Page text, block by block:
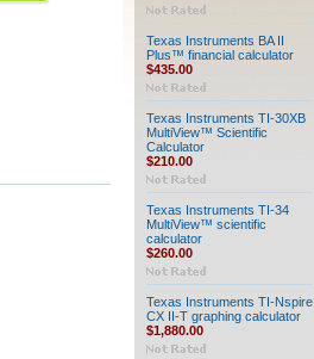
Texas Instruments BA II
Plus™ financial calculator
$435.00
Texas Instruments TI-30XB
MultiView™ Scientific
Calculator
$210.00
Texas Instruments TI-34
MultiView™ scientific
calculator
$260.00
Texas Instruments TI-Nspire
CX II-T graphing calculator
$1,880.00